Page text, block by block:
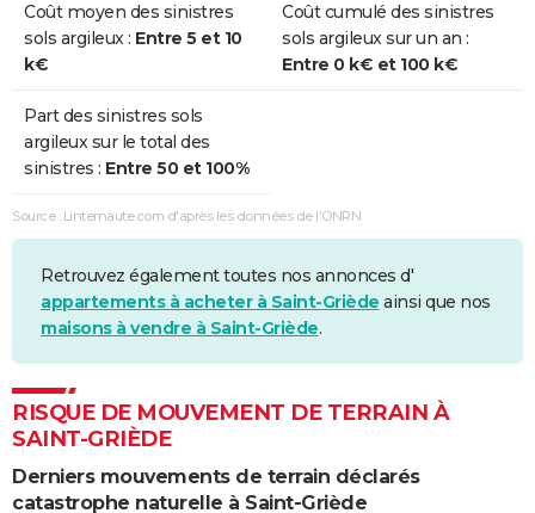
Coût moyen des sinistres
sols argileux : Entre 5 et 10
k€
Coût cumulé des sinistres
sols argileux sur un an :
Entre 0 k€ et 100 k€
Part des sinistres sols
argileux sur le total des
sinistres : Entre 50 et 100%
Source : Linternaute.com d'après les données de l'ONRN
Retrouvez également toutes nos annonces d'
appartements à acheter à Saint-Griède ainsi que nos
maisons à vendre à Saint-Griède.
RISQUE DE MOUVEMENT DE TERRAIN À
SAINT-GRIÈDE
Derniers mouvements de terrain déclarés
catastrophe naturelle à Saint-Griède